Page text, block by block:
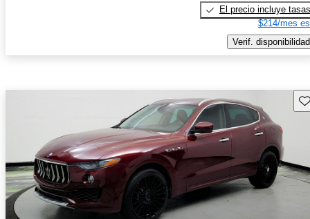
El precio incluye tasas
$214/mes
Verif. disponibilidad